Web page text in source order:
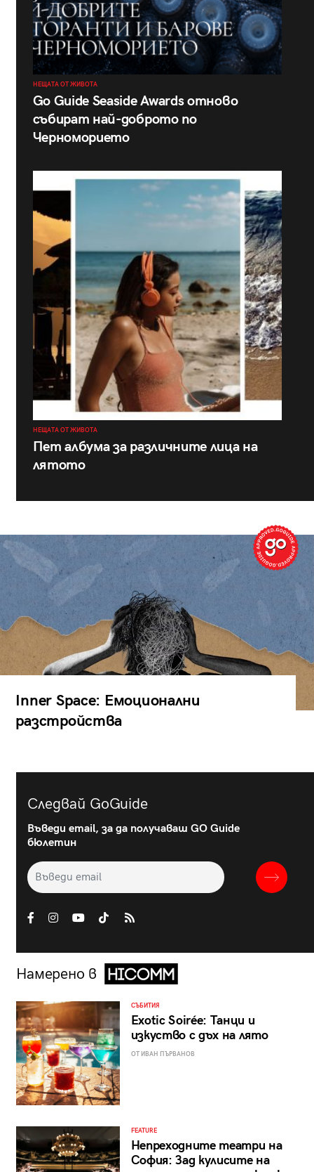
НЕЩАТА ОТ ЖИВОТА
Go Guide Seaside Awards отново
събират най-доброто по
Черноморието
НЕЩАТА ОТ ЖИВОТА
Пет албума за различните лица на
лятото
Inner Space: Емоционални
разстройства
Следвай GoGuide
Въведи email, за да получаваш GO Guide
бюлетин
Намерено в
СЪБИТИЯ
Exotic Soirée: Танци и
изкуство с дъх на лято
ОТ ИВАН ПЪРВАНОВ
FEATURE
Непреходните театри на
София: Зад кулисите на